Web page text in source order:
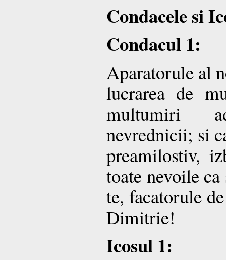
Condacele si
Condacul 1:
Aparatorule al
lucrarea de
multumiri
nevrednicii; si
preamilostiv,
toate nevoile
te, facatorule
Dimitrie!
Icosul 1: